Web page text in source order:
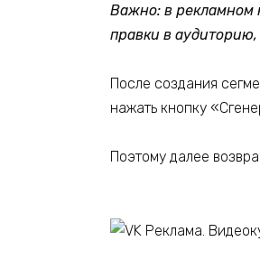
Важно: в рекламном
правки в аудиторию,
После создания
нажать кнопку
Поэтому далее